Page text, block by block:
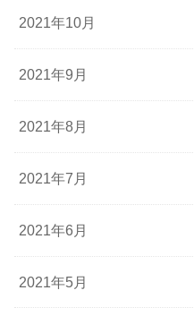
2021年10月
2021年9月
2021年8月
2021年7月
2021年6月
2021年5月